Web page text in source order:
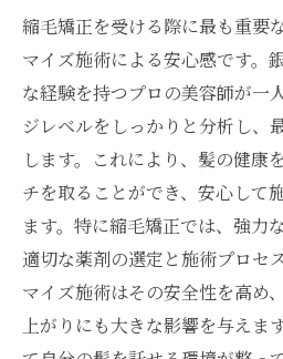
縮毛矯正を受ける際に最も重要
マイズ施術による安心感です。
な経験を持つプロの美容師が一
ジレベルをしっかりと分析し、
します。これにより、髪の健康
チを取ることができ、安心して
ます。特に縮毛矯正では、強力
適切な薬剤の選定と施術プロセ
マイズ施術はその安全性を高め
上がりにも大きな影響を与えま